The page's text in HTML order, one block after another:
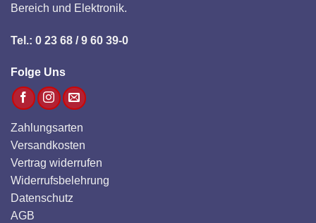
Bereich und Elektronik.
Tel.: 0 23 68 / 9 60 39-0
Folge Uns
Zahlungsarten
Versandkosten
Vertrag widerrufen
Widerrufsbelehrung
Datenschutz
AGB